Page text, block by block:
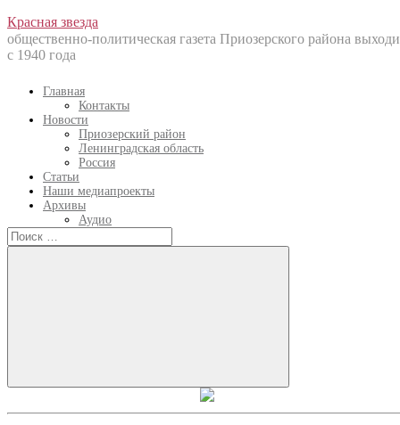
Перейти
к
содержанию
Красная звезда
общественно-политическая газета Приозерского района
с 1940 года
Главная
Контакты
Новости
Приозерский район
Ленинградская область
Россия
Статьи
Наши медиапроекты
Архивы
Аудио
Искать:
Искать